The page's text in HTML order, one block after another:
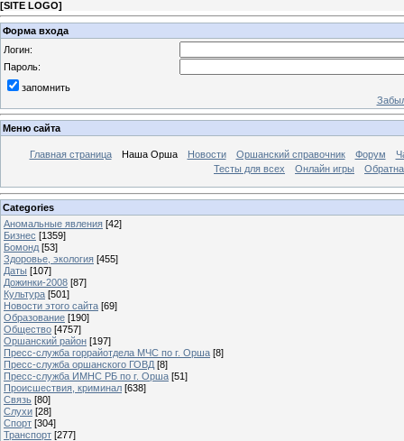
[SITE LOGO]
Форма входа
Логин:
Пароль:
запомнить
Меню сайта
Главная страница Наша Орша Новости Оршанский справочник Форум
Тесты для всех
Онлайн игры
Categories
Аномальные явления [42]
Бизнес [1359]
Бомонд [53]
Здоровье, экология [455]
Даты [107]
Дожинки-2008 [87]
Культура [501]
Новости этого сайта [69]
Образование [190]
Общество [4757]
Оршанский район [197]
Пресс-служба горрайотдела МЧС по г. Орша [8]
Пресс-служба оршанского ГОВД [8]
Пресс-служба ИМНС РБ по г. Орша [51]
Проиcшествия, криминал [638]
Связь [80]
Слухи [28]
Спорт [304]
Транспорт [277]